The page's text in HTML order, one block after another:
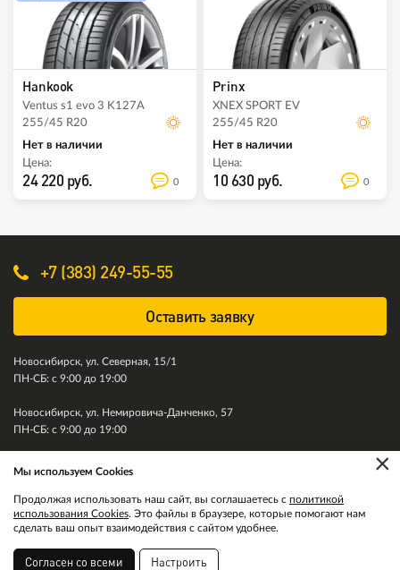
Hankook
Ventus s1 evo 3 K127A
255/45 R20
Нет в наличии
Цена:
24 220 руб. 0
Prinx
XNEX SPORT EV
255/45 R20
Нет в наличии
Цена:
10 630 руб. 0
+7 (383) 249-55-55
Оставить заявку
Новосибирск, ул. Северная, 15/1
ПН-СБ: с 9:00 до 19:00
Новосибирск, ул. Немировича-Данченко, 57
ПН-СБ: с 9:00 до 19:00
×
Мы используем Cookies
Продолжая использовать наш сайт, вы соглашаетесь с политикой
использования Cookies. Это файлы в браузере, которые помогают нам
сделать ваш опыт взаимодействия с сайтом удобнее.
Согласен со всеми Настроить